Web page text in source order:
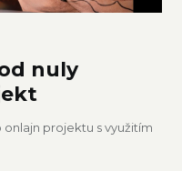
nuly
projektu s využitím